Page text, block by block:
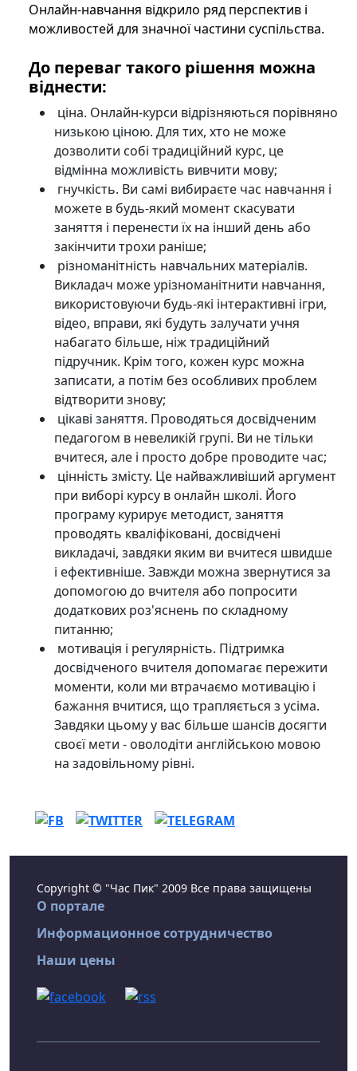
Онлайн-навчання відкрило ряд перспектив і
можливостей для значної частини суспільства.
До переваг такого рішення можна
віднести:
ціна. Онлайн-курси відрізняються порівняно
низькою ціною. Для тих, хто не може
дозволити собі традиційний курс, це
відмінна можливість вивчити мову;
гнучкість. Ви самі вибираєте час навчання і
можете в будь-який момент скасувати
заняття і перенести їх на інший день або
закінчити трохи раніше;
різноманітність навчальних матеріалів.
Викладач може урізноманітнити навчання,
використовуючи будь-які інтерактивні ігри,
відео, вправи, які будуть залучати учня
набагато більше, ніж традиційний
підручник. Крім того, кожен курс можна
записати, а потім без особливих проблем
відтворити знову;
цікаві заняття. Проводяться досвідченим
педагогом в невеликій групі. Ви не тільки
вчитеся, але і просто добре проводите час;
цінність змісту. Це найважливіший аргумент
при виборі курсу в онлайн школі. Його
програму курирує методист, заняття
проводять кваліфіковані, досвідчені
викладачі, завдяки яким ви вчитеся швидше
і ефективніше. Завжди можна звернутися за
допомогою до вчителя або попросити
додаткових роз'яснень по складному
питанню;
мотивація і регулярність. Підтримка
досвідченого вчителя допомагає пережити
моменти, коли ми втрачаємо мотивацію і
бажання вчитися, що трапляється з усіма.
Завдяки цьому у вас більше шансів досягти
своєї мети - оволодіти англійською мовою
на задовільному рівні.
Copyright © "Час Пик" 2009 Все права защищены
О портале
Информационное сотрудничество
Наши цены